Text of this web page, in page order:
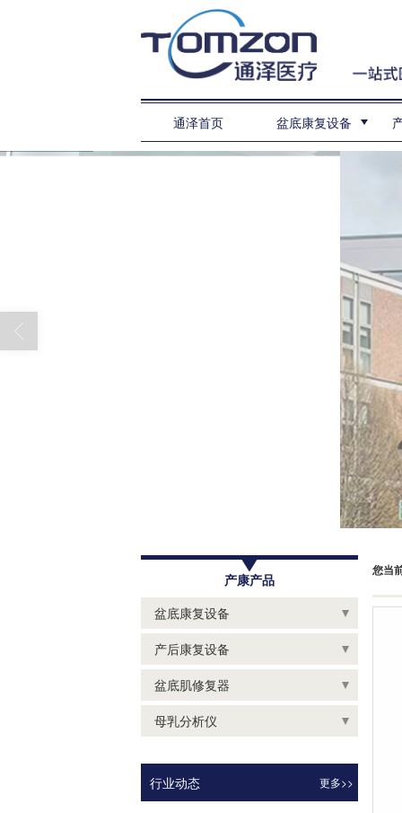
通泽首页 盆底康复设备
您当
产康产品
盆底康复设备
便携式盆底康复治疗仪
盆底康复治疗仪
盆底肌检测探头
盆底肌压力探头
私密项目电极片
产后康复设备
乳房聚声炮
产后康复腹直肌分离电极片
产后康复治疗仪
盆底肌修复器
盆底肌修复器/凯格尔球
母乳分析仪
母乳分析仪
更多>>
行业动态